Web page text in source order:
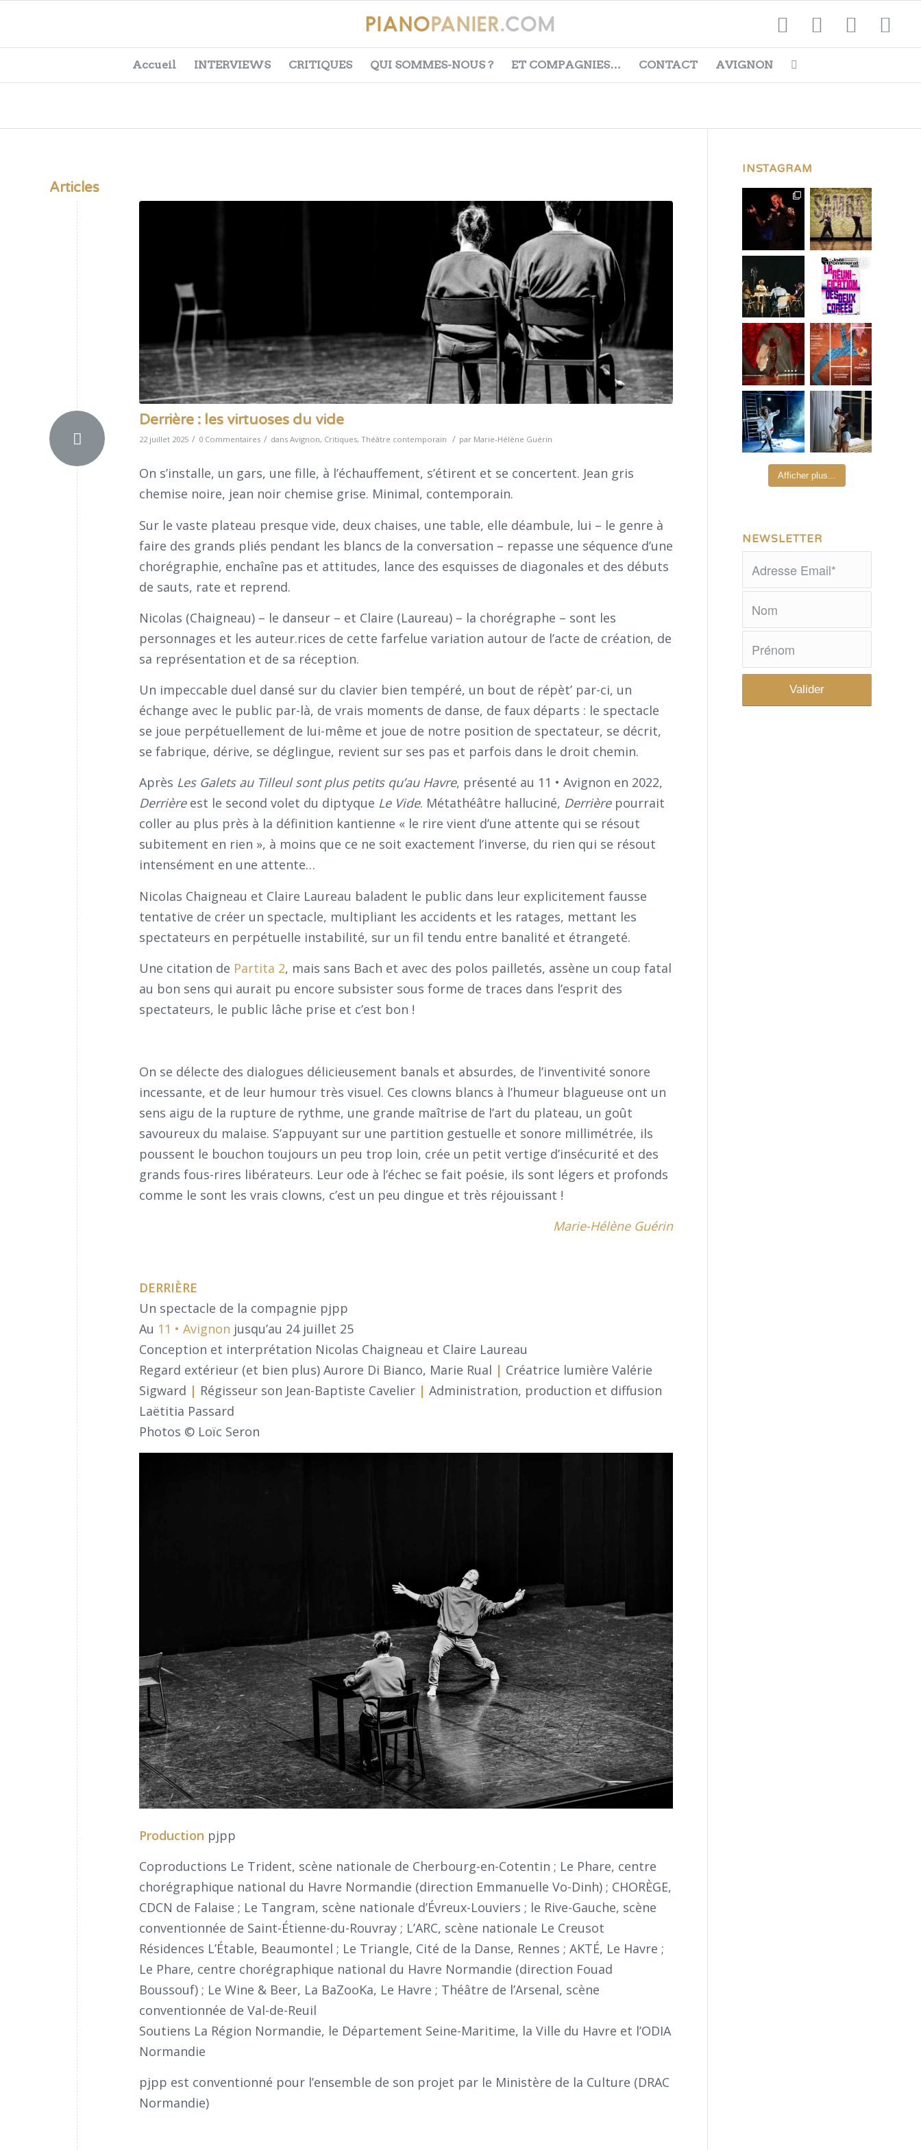
Accueil INTERVIEWS CRITIQUES QUI SOMMES-NOUS ? ET COMPAGNIES… CONTACT AVIGNON
Articles
Derrière : les virtuoses du vide
22 juillet 2025 / 0 Commentaires / dans Avignon, Critiques, Théâtre contemporain / par Marie-Hélène Guérin
On s’installe, un gars, une fille, à l’échauffement, s’étirent et se concertent. Jean gris
chemise noire, jean noir chemise grise. Minimal, contemporain.
Sur le vaste plateau presque vide, deux chaises, une table, elle déambule, lui – le genre à
faire des grands pliés pendant les blancs de la conversation – repasse une séquence d’une
chorégraphie, enchaîne pas et attitudes, lance des esquisses de diagonales et des débuts
de sauts, rate et reprend.
Nicolas (Chaigneau) – le danseur – et Claire (Laureau) – la chorégraphe – sont les
personnages et les auteur.rices de cette farfelue variation autour de l’acte de création, de
sa représentation et de sa réception.
Un impeccable duel dansé sur du clavier bien tempéré, un bout de répèt’ par-ci, un
échange avec le public par-là, de vrais moments de danse, de faux départs : le spectacle
se joue perpétuellement de lui-même et joue de notre position de spectateur, se décrit,
se fabrique, dérive, se déglingue, revient sur ses pas et parfois dans le droit chemin.
Après Les Galets au Tilleul sont plus petits qu’au Havre, présenté au 11 • Avignon en 2022,
Derrièreest le second volet du diptyque Le Vide. Métathéâtre halluciné, Derrièrepourrait
coller au plus près à la définition kantienne « le rire vient d’une attente qui se résout
subitement en rien », à moins que ce ne soit exactement l’inverse, du rien qui se résout
intensément en une attente…
Nicolas Chaigneau et Claire Laureau baladent le public dans leur explicitement fausse
tentative de créer un spectacle, multipliant les accidents et les ratages, mettant les
spectateurs en perpétuelle instabilité, sur un fil tendu entre banalité et étrangeté.
Une citation de Partita 2, mais sans Bach et avec des polos pailletés, assène un coup fatal
au bon sens qui aurait pu encore subsister sous forme de traces dans l’esprit des
spectateurs, le public lâche prise et c’est bon !
On se délecte des dialogues délicieusement banals et absurdes, de l’inventivité sonore
incessante, et de leur humour très visuel. Ces clowns blancs à l’humeur blagueuse ont un
sens aigu de la rupture de rythme, une grande maîtrise de l’art du plateau, un goût
savoureux du malaise. S’appuyant sur une partition gestuelle et sonore millimétrée, ils
poussent le bouchon toujours un peu trop loin, crée un petit vertige d’insécurité et des
grands fous-rires libérateurs. Leur ode à l’échec se fait poésie, ils sont légers et profonds
comme le sont les vrais clowns, c’est un peu dingue et très réjouissant !
Marie-Hélène Guérin
DERRIÈRE
Un spectacle de la compagnie pjpp
Au 11 • Avignon jusqu’au 24 juillet 25
Conception et interprétation Nicolas Chaigneau et Claire Laureau
Regard extérieur (et bien plus) Aurore Di Bianco, Marie Rual | Créatrice lumière Valérie
Sigward | Régisseur son Jean-Baptiste Cavelier | Administration, production et diffusion
Laëtitia Passard
Photos © Loïc Seron
Production pjpp
Coproductions Le Trident, scène nationale de Cherbourg-en-Cotentin ; Le Phare, centre
chorégraphique national du Havre Normandie (direction Emmanuelle Vo-Dinh) ; CHORÈGE,
CDCN de Falaise ; Le Tangram, scène nationale d’Évreux-Louviers ; le Rive-Gauche, scène
conventionnée de Saint-Étienne-du-Rouvray ; L’ARC, scène nationale Le Creusot
Résidences L’Étable, Beaumontel ; Le Triangle, Cité de la Danse, Rennes ; AKTÉ, Le Havre ;
Le Phare, centre chorégraphique national du Havre Normandie (direction Fouad
Boussouf) ; Le Wine & Beer, La BaZooKa, Le Havre ; Théâtre de l’Arsenal, scène
conventionnée de Val-de-Reuil
Soutiens La Région Normandie, le Département Seine-Maritime, la Ville du Havre et l’ODIA
Normandie
pjpp est conventionné pour l’ensemble de son projet par le Ministère de la Culture (DRAC
Normandie)
INSTAGRAM
Afficher plus...
NEWSLETTER